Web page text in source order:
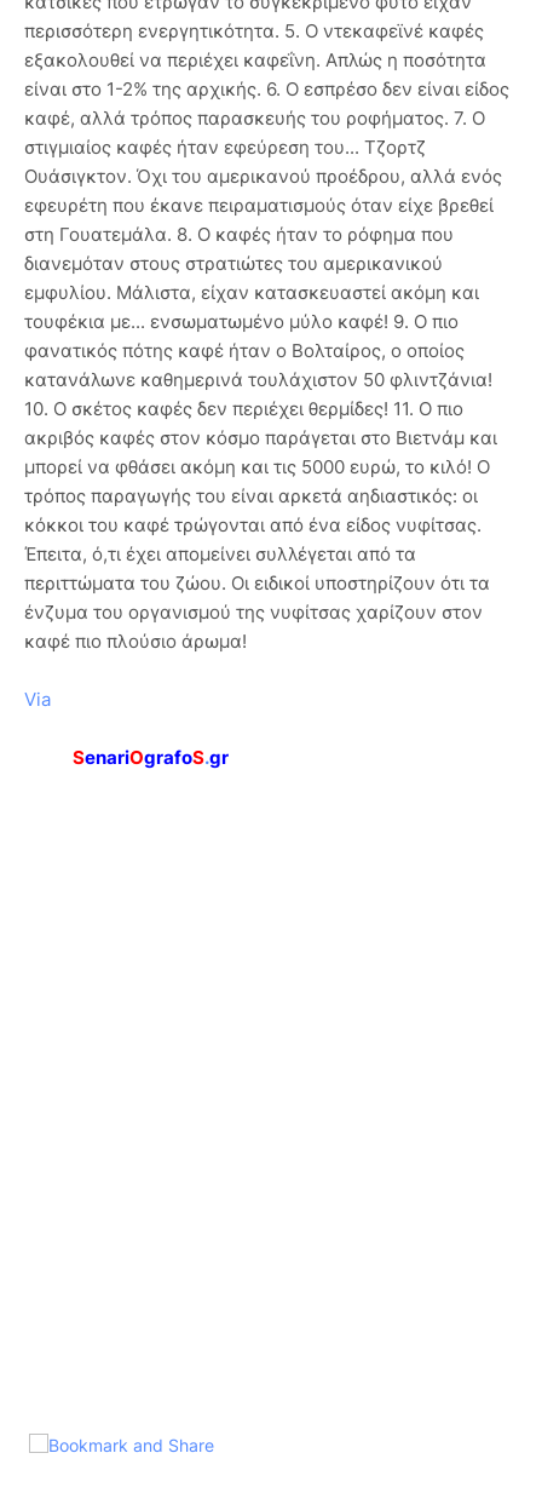
περισσότερη ενεργητικότητα. 5. Ο ντεκαφεϊνέ καφές
εξακολουθεί να περιέχει καφεΐνη. Απλώς η ποσότητα
είναι στο 1-2% της αρχικής. 6. Ο εσπρέσο δεν είναι είδος
καφέ, αλλά τρόπος παρασκευής του ροφήματος. 7. Ο
στιγμιαίος καφές ήταν εφεύρεση του... Τζορτζ
Ουάσιγκτον. Όχι του αμερικανού προέδρου, αλλά ενός
εφευρέτη που έκανε πειραματισμούς όταν είχε βρεθεί
στη Γουατεμάλα. 8. Ο καφές ήταν το ρόφημα που
διανεμόταν στους στρατιώτες του αμερικανικού
εμφυλίου. Μάλιστα, είχαν κατασκευαστεί ακόμη και
τουφέκια με... ενσωματωμένο μύλο καφέ! 9. Ο πιο
φανατικός πότης καφέ ήταν ο Βολταίρος, ο οποίος
κατανάλωνε καθημερινά τουλάχιστον 50 φλιντζάνια!
10. Ο σκέτος καφές δεν περιέχει θερμίδες! 11. Ο πιο
ακριβός καφές στον κόσμο παράγεται στο Βιετνάμ και
μπορεί να φθάσει ακόμη και τις 5000 ευρώ, το κιλό! Ο
τρόπος παραγωγής του είναι αρκετά αηδιαστικός: οι
κόκκοι του καφέ τρώγονται από ένα είδος νυφίτσας.
Έπειτα, ό,τι έχει απομείνει συλλέγεται από τα
περιττώματα του ζώου. Οι ειδικοί υποστηρίζουν ότι τα
ένζυμα του οργανισμού της νυφίτσας χαρίζουν στον
καφέ πιο πλούσιο άρωμα!
Via
SenariOgrafoS.gr